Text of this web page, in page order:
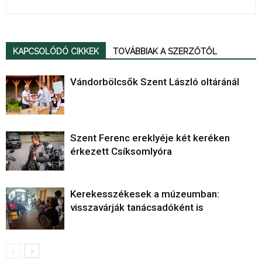
KAPCSOLÓDÓ CIKKEK TOVÁBBIAK A SZERZŐTŐL
Vándorbölcsők Szent László oltáránál
Szent Ferenc ereklyéje két keréken
érkezett Csíksomlyóra
Kerekesszékesek a múzeumban:
visszavárják tanácsadóként is